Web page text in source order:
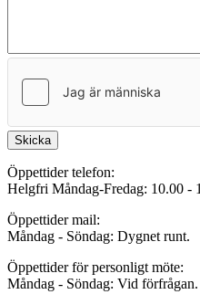
Skicka
Öppettider telefon:
Helgfri Måndag-Fredag: 10.00 -
Öppettider mail:
Måndag - Söndag: Dygnet runt.
Öppettider för personligt möte:
Måndag - Söndag: Vid förfrågan.